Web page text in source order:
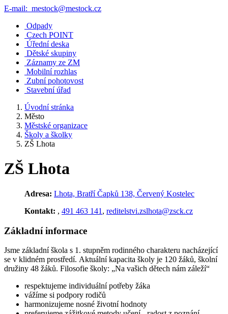
E-mail: mestock@mestock.cz
Odpady
Czech POINT
Úřední deska
Dětské skupiny
Záznamy ze ZM
Mobilní rozhlas
Zubní pohotovost
Stavební úřad
Úvodní stránka
Město
Městské organizace
Školy a školky
ZŠ Lhota
ZŠ Lhota
Adresa: Lhota, Bratří Čapků 138, Červený Kostelec
Kontakt: , 491 463 141 , reditelstvi.zslhota@zsck.cz
Základní informace
Jsme základní škola s 1. stupněm rodinného charakteru nacházející
se v klidném prostředí. Aktuální kapacita školy je 120 žáků, školní
družiny 48 žáků. Filosofie školy: „Na vašich dětech nám záleží“
respektujeme individuální potřeby žáka
vážíme si podpory rodičů
harmonizujeme nosné životní hodnoty